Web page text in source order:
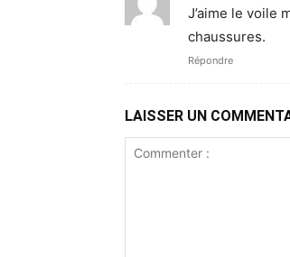
J’aime le voile
chaussures.
Répondre
LAISSER UN